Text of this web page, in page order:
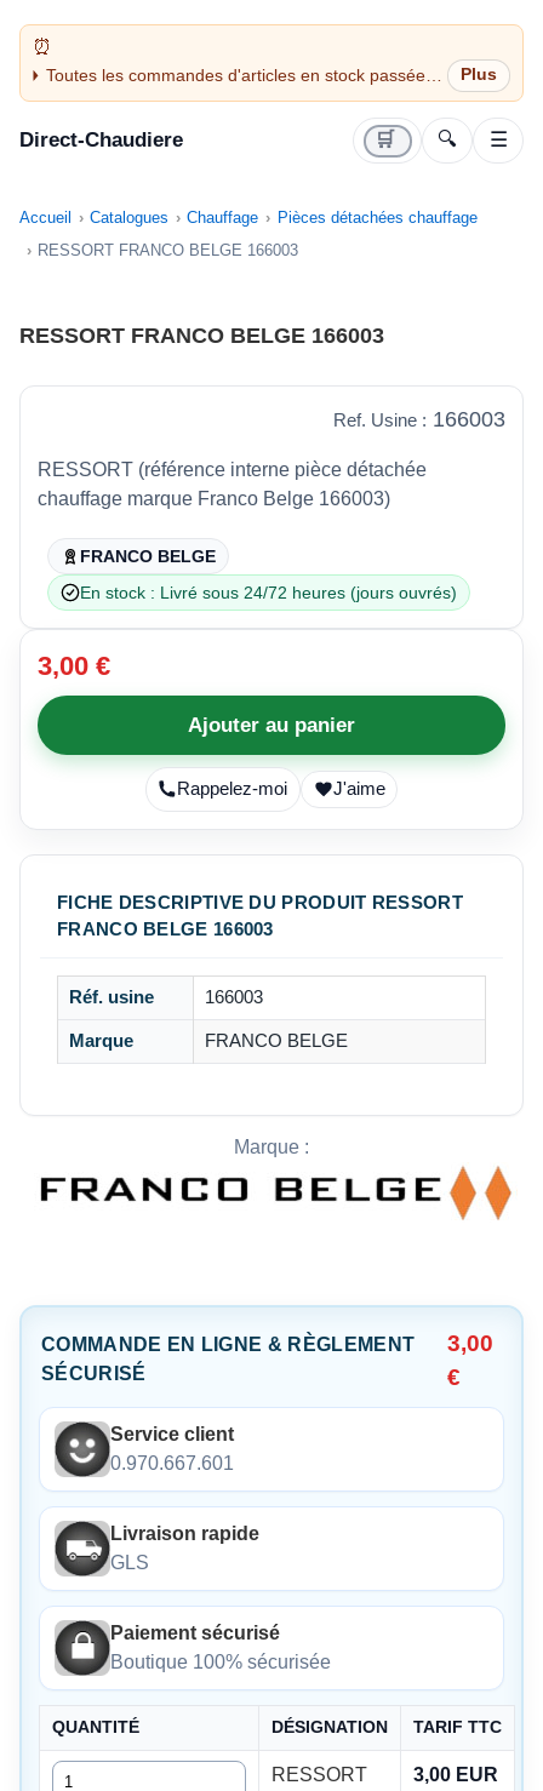
Toutes les commandes d'articles en stock passées
avant 14H sont expédiées le jour même (jours
Direct-Chaudiere 🛒 🔍 ☰
Accueil Catalogues Chauffage
Pièces détachées chauffage
RESSORT FRANCO BELGE 166003
RESSORT FRANCO BELGE 166003
Ref. Usine : 166003
RESSORT (référence interne pièce détachée
chauffage marque Franco Belge 166003)
FRANCO BELGE
En stock : Livré sous 24/72 heures (jours ouvrés)
3,00 €
Ajouter au panier
Rappelez-moi J'aime
FICHE DESCRIPTIVE DU PRODUIT RESSORT
FRANCO BELGE 166003
Réf. usine 166003
Marque FRANCO BELGE
Marque :
COMMANDE EN LIGNE & RÈGLEMENT
SÉCURISÉ
3,00
€
Service client
0.970.667.601
Livraison rapide
GLS
Paiement sécurisé
Boutique 100% sécurisée
QUANTITÉ DÉSIGNATION TARIF TTC
Quantité
RESSORT
3,00 EUR